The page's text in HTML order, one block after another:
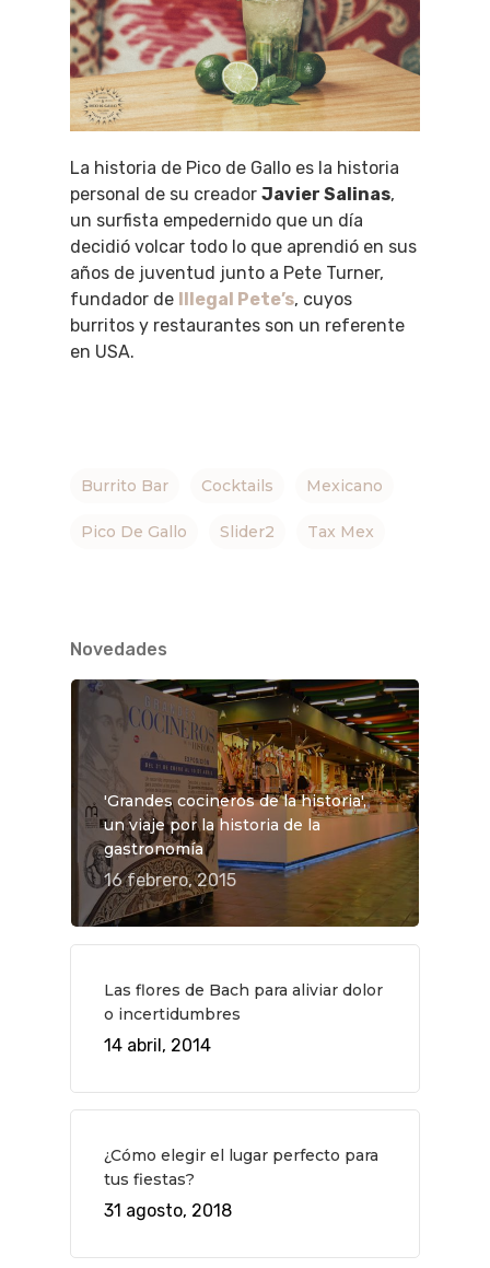
La historia de Pico de Gallo es la historia
personal de su creador Javier Salinas,
un surfista empedernido que un día
decidió volcar todo lo que aprendió en sus
años de juventud junto a Pete Turner,
fundador de
Illegal Pete’s, cuyos
burritos y restaurantes son un referente
en USA.
Burrito Bar Cocktails Mexicano
Pico De Gallo Slider2 Tax Mex
Novedades
'Grandes cocineros de la historia',
un viaje por la historia de la
gastronomía
16 febrero, 2015
Las flores de Bach para aliviar dolor
o incertidumbres
14 abril, 2014
¿Cómo elegir el lugar perfecto para
tus fiestas?
31 agosto, 2018